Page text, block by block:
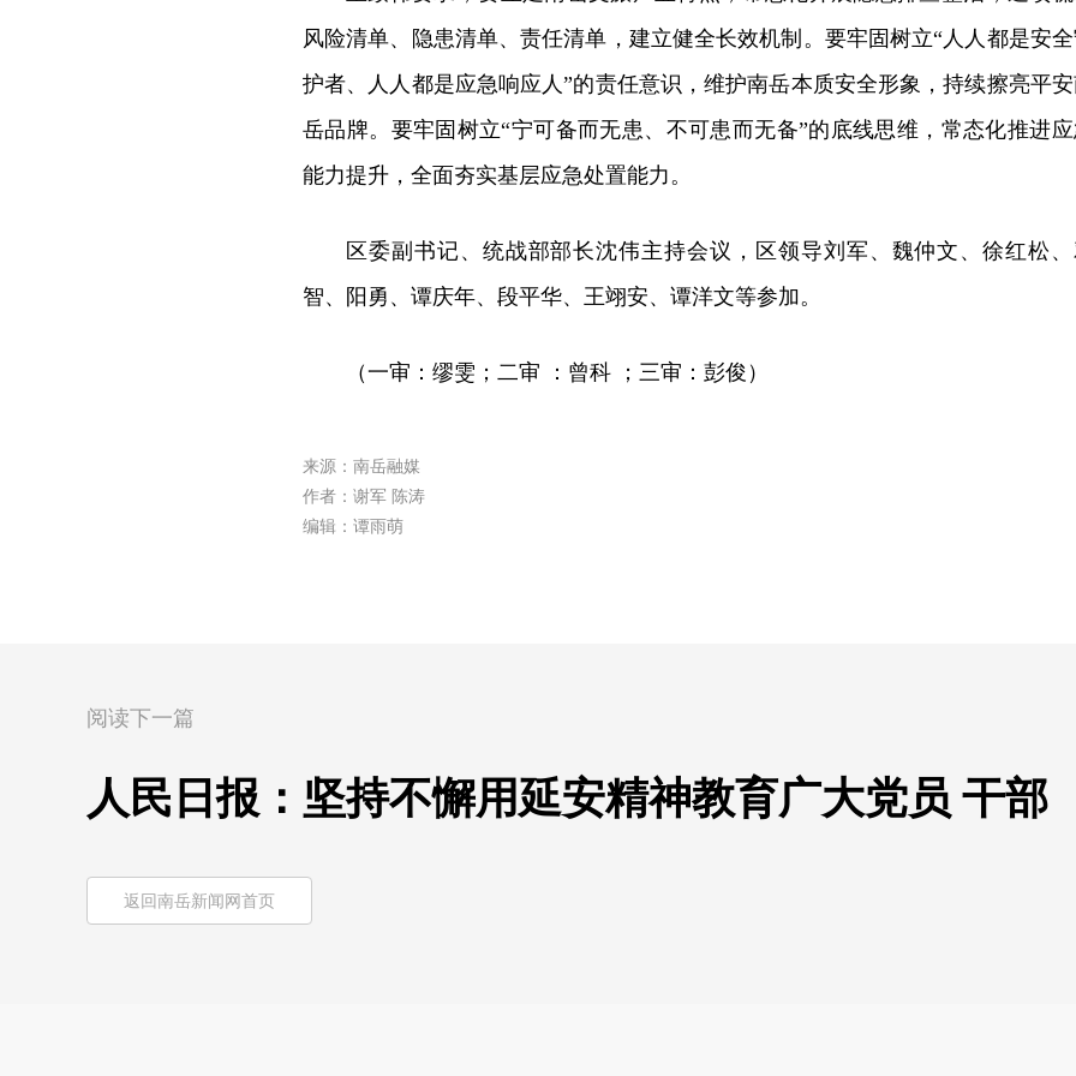
风险清单、隐患清单、责任清单，建立健全长效机制。要牢固树立“人人都是安
护者、人人都是应急响应人”的责任意识，维护南岳本质安全形象，持续擦亮平
岳品牌。要牢固树立“宁可备而无患、不可患而无备”的底线思维，常态化推进
能力提升，全面夯实基层应急处置能力。
区委副书记、统战部部长沈伟主持会议，区领导刘军、魏仲文、徐红松
智、阳勇、谭庆年、段平华、王翊安、谭洋文等参加。
（一审：缪雯；二审 ：曾科 ；三审：彭俊）
来源：南岳融媒
作者：谢军 陈涛
编辑：谭雨萌
阅读下一篇
人民日报：坚持不懈用延安精神教育广大党员 干部
返回南岳新闻网首页